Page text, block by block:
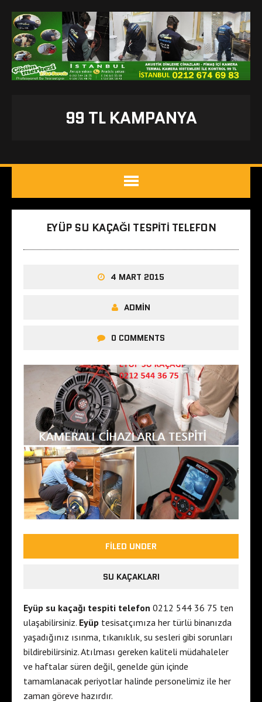
99 TL KAMPANYA
EYÜP SU KAÇAĞI TESPITI TELEFON
4 MART 2015
ADMIN
0 COMMENTS
FILED UNDER
SU KAÇAKLARI
Eyüp su kaçağı tespiti telefon 0212 544 36 75 ten
ulaşabilirsiniz. Eyüp tesisatçımıza her türlü binanızda
yaşadığınız ısınma, tıkanıklık, su sesleri gibi sorunları
bildirebilirsiniz. Atılması gereken kaliteli müdahaleler
ve haftalar süren değil, genelde gün içinde
tamamlanacak periyotlar halinde personelimiz ile her
zaman göreve hazırdır.